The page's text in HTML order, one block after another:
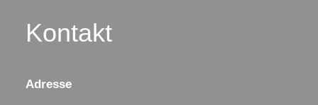
Kontakt
Adresse